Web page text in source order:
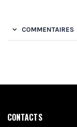
COMMENTAIRES
CONTACTS